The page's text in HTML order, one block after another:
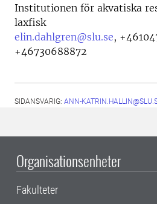
Institutionen för akvatiska
laxfisk
elin.dahlgren@slu.se,
+46730688872
SIDANSVARIG: ANN-
Organisationsenheter
Fakulteter